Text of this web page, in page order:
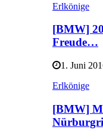
Erlkönige
[BMW]
Freude…
1. Juni
Erlkönige
[BMW]